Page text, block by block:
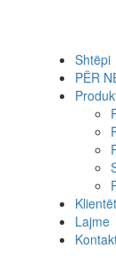
Shtëpi
PËR
Klientët
Lajme